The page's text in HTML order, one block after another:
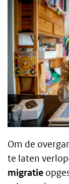
Body
text
Om de
te laten
migratie